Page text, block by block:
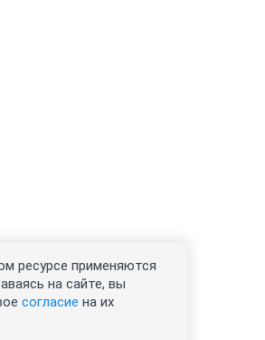
ресурсе применяются
на сайте, вы
согласие на их